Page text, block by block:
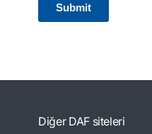
Diğer DAF siteleri